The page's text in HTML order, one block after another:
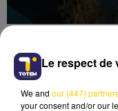
Lecture (4
Le respect de
We and our (447)
your consent and/or our